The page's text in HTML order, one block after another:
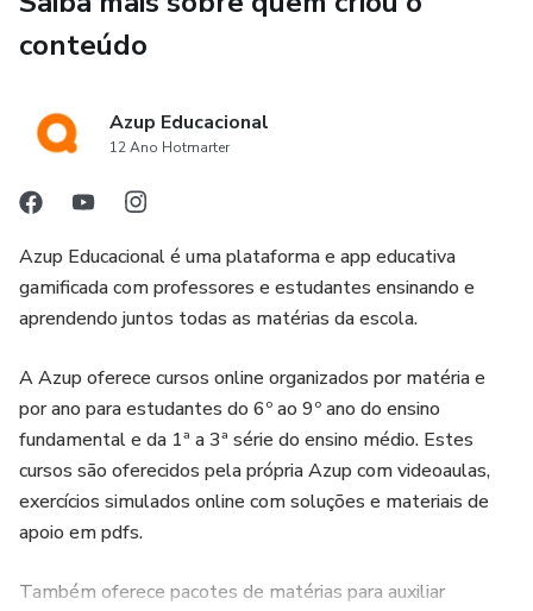
Literatura 1ª a 3ª série
Química 1ª a 3ª série
Para quem é?
Estudantes: Reforço escolar;
Pais: Ajudar filhos ( homeschooling);
Professores: Elaborar aulas e exercícios.
Como funciona?
Exercícios online com gabarito e solução em texto;
conteúdo
Azup Educacional
12 Ano Hotmarter
Azup Educacional é uma plataforma e app educativa
gamificada com professores e estudantes ensinando e
aprendendo juntos todas as matérias da escola.
A Azup oferece cursos online organizados por matéria e
por ano para estudantes do 6º ao 9º ano do ensino
fundamental e da 1ª a 3ª série do ensino médio. Estes
cursos são oferecidos pela própria Azup com videoaulas,
exercícios simulados online com soluções e materiais de
apoio em pdfs.
Também oferece pacotes de matérias para auxiliar